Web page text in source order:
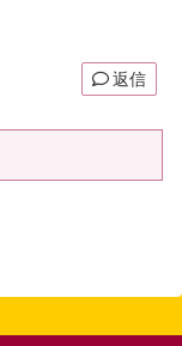
返信